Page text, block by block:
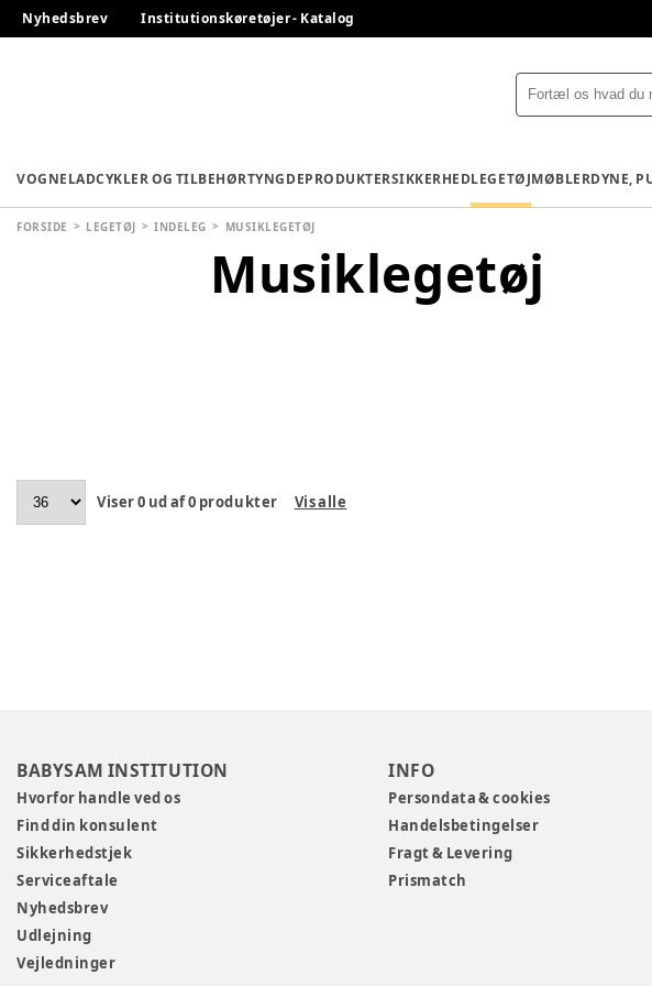
Nyhedsbrev Institutionskøretøjer - Katalog
VOGNELADCYKLER OG TILBEHØRTYNGDEPRODUKTERSIKKERHEDLEGETØJMØBLERDYNE,
FORSIDE LEGETØJ INDELEG MUSIKLEGETØJ
Musiklegetøj
Viser0 ud af0 produkter Vis alle
BABYSAM INSTITUTION
Hvorfor handle ved os
Find din konsulent
Sikkerhedstjek
Serviceaftale
Nyhedsbrev
Udlejning
Vejledninger
INFO
Persondata & cookies
Handelsbetingelser
Fragt & Levering
Prismatch